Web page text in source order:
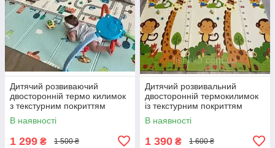
Дитячий розвиваючий
двосторонній термо килимок
з текстурним покриттям
150*180 товщиною 1см
В наявності
1 299 ₴ 1 500 ₴
Дитячий розвивальний
двосторонній термокилимок
із текстурним покриттям
200×180 см
В наявності
1 390 ₴ 1 600 ₴